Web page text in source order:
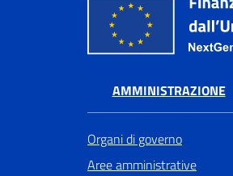
AMMINISTRAZIONE
Organi di governo
Aree amministrative